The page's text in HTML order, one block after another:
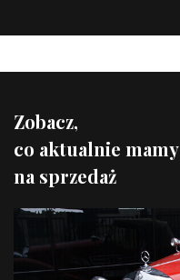
Zobacz,
co aktualnie mamy
na sprzedaż